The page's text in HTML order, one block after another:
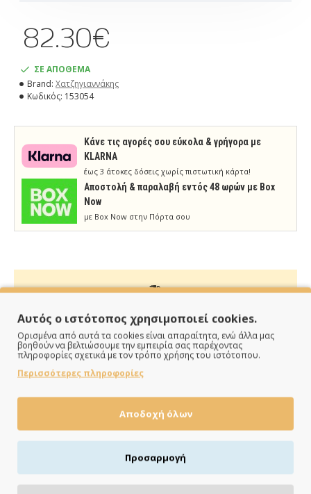
ΣΕ ΑΠΟΘΕΜΑ
Brand: Χατζηγιαννάκης
Κωδικός: 153054
82.30€
Κάνε τις αγορές σου εύκολα & γρήγορα με
KLARNA
έως 3 άτοκες δόσεις χωρίς πιστωτική κάρτα!
Aποστολή & παραλαβή εντός 48 ωρών με Box
Now
με Box Now στην Πόρτα σου
ΠΑΡΑΔΙΔΟΥΜΕ ΓΡΗΓΟΡΑ
Άμεση αποστολή της παραγγελίας σου σε 1 - 2 εργάσιμες
ημέρες
ΠΛΗΡΩΝΕΙΣ ΟΠΩΣ ΘΕΣ
Πιστωτική/χρεωστική κάρτα, αντικαταβολή ή κατάθεση
Αυτός ο ιστότοπος χρησιμοποιεί cookies.
Ορισμένα από αυτά τα cookies είναι απαραίτητα, ενώ άλλα μας
βοηθούν να βελτιώσουμε την εμπειρία σας παρέχοντας
πληροφορίες σχετικά με τον τρόπο χρήσης του ιστότοπου.
Περισσότερες πληροφορίες
Αποδοχή όλων
Προσαρμογή